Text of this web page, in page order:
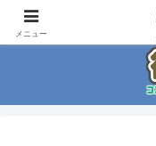
コストコ
メニュー